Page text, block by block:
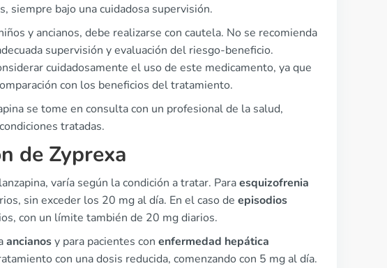
siempre bajo una cuidadosa supervisión.
y ancianos, debe realizarse con cautela. No se recomienda
supervisión y evaluación del riesgo-beneficio.
cuidadosamente el uso de este medicamento, ya que
con los beneficios del tratamiento.
se tome en consulta con un profesional de la salud,
tratadas.
de Zyprexa
varía según la condición a tratar. Paraesquizofrenia
sin exceder los 20 mg al día. En el caso de episodios
con un límite también de 20 mg diarios.
ancianosy para pacientes con enfermedad hepática
con una dosis reducida, comenzando con 5 mg al día.